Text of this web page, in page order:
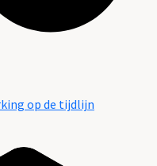
op de tijdlijn